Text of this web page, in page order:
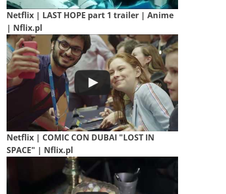
Netflix | LAST HOPE part 1 trailer | Anime
| Nflix.pl
Netflix | COMIC CON DUBAI "LOST IN
SPACE" | Nflix.pl